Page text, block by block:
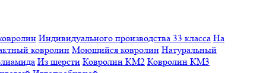
Индивидуального производства 33 класса На
ковролин Моющийся ковролин Натуральный
Из шерсти Ковролин КМ2 Ковролин КМ3